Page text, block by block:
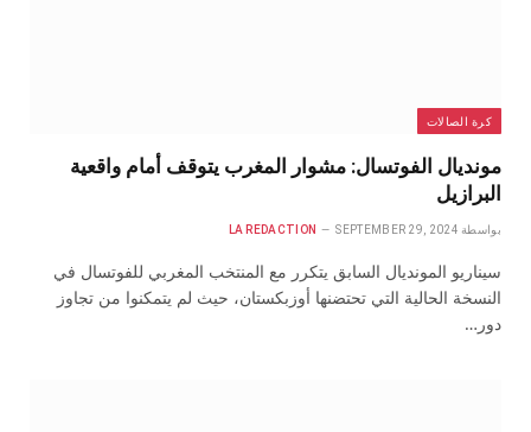
كرة الصالات
مونديال الفوتسال: مشوار المغرب يتوقف أمام واقعية
البرازيل
بواسطة LA REDACTION SEPTEMBER 29, 2024
سيناريو المونديال السابق يتكرر مع المنتخب المغربي للفوتسال في
النسخة الحالية التي تحتضنها أوزبكستان، حيث لم يتمكنوا من تجاوز
دور…